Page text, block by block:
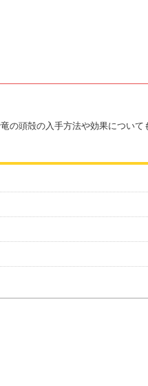
の頭殻の入手方法や効果について